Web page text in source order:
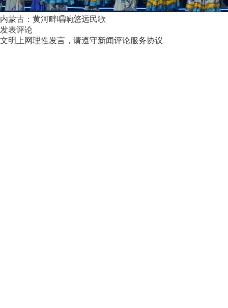
内蒙古：黄河畔唱响悠远民歌
发表评论
文明上网理性发言，请遵守新闻评论服务协议